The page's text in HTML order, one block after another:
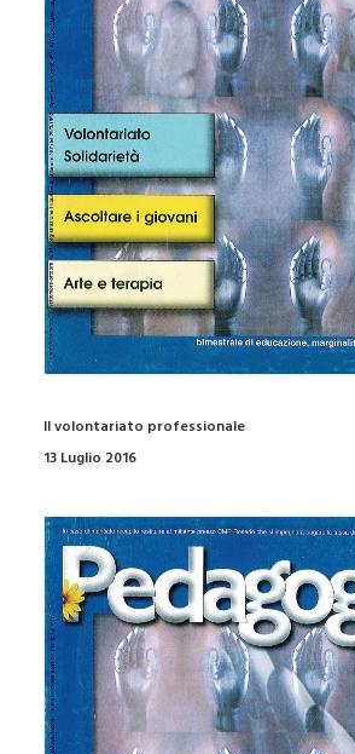
Il volontariato professionale
13 Luglio 2016